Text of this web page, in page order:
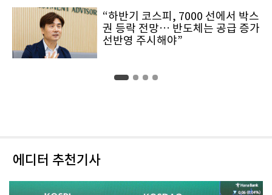
“하반기 코스피, 7000 선에서 박스
권 등락 전망… 반도체는 공급 증가
선반영 주시해야”
에디터 추천기사